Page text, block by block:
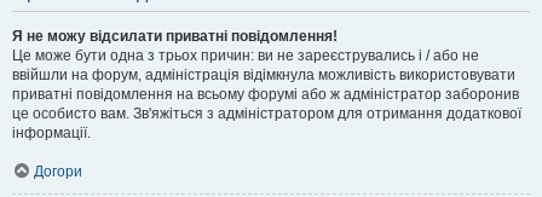
Я не можу відсилати приватні повідомлення!
Це може бути одна з трьох причин: ви не зареєструвались і / або не
ввійшли на форум, адміністрація відімкнула можливість використовувати
приватні повідомлення на всьому форумі або ж адміністратор заборонив
це особисто вам. Зв'яжіться з адміністратором для отримання додаткової
інформації.
Догори